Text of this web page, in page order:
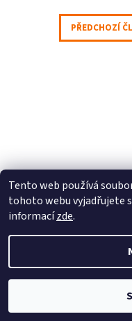
PŘEDCHOZÍ
Profitek
2026 © Profitek,
Tento web používá
tohoto webu vyjadřujete
informacízde.